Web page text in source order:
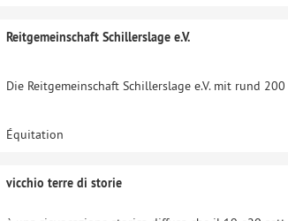
Reitgemeinschaft Schillerslage e.V.
Die Reitgemeinschaft Schillerslage e.V. mit rund
Équitation
vicchio terre di storie